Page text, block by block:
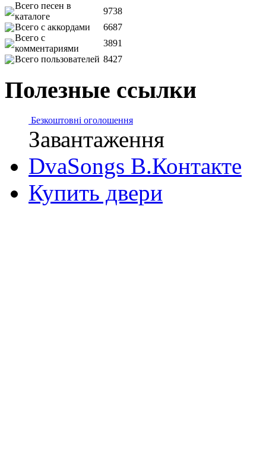
Всего песен в
каталоге
9738
Всего с аккордами
6687
Всего с
комментариями
3891
Всего пользователей 8427
Полезные ссылки
Безкоштовні оголошення
Завантаження
DvaSongs В.Контакте
Купить двери